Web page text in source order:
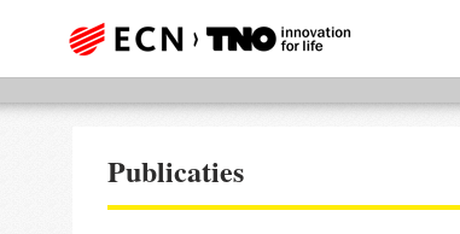
Publicaties